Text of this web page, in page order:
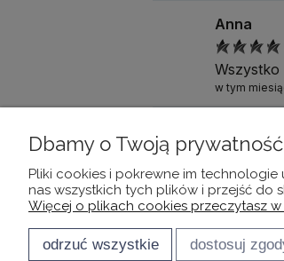
Anna
Wszystko
w tym
Witamy
pokazać
których
w tym
Dbamy o Twoją prywatność
Pliki cookies i pokrewne im
nas wszystkich tych plików i przejść do
Więcej o plikach cookies przeczytasz
odrzuć wszystkie dostosuj